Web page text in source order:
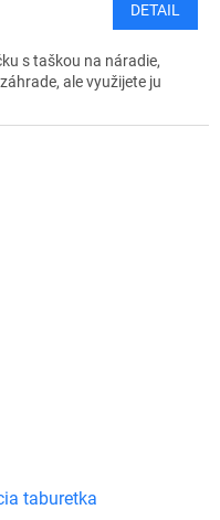
DETAIL
s taškou na náradie,
ale využijete ju
taburetka